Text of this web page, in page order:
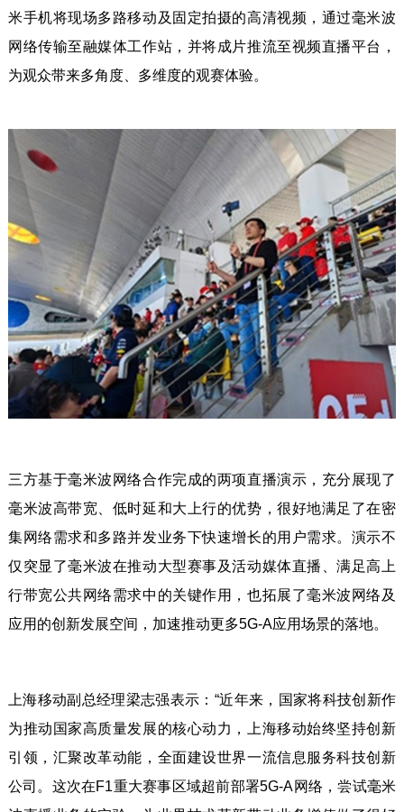
米手机将现场多路移动及固定拍摄的高清视频，通过毫米波
网络传输至融媒体工作站，并将成片推流至视频直播平台，
为观众带来多角度、多维度的观赛体验。
三方基于毫米波网络合作完成的两项直播演示，充分展现了
毫米波高带宽、低时延和大上行的优势，很好地满足了在密
集网络需求和多路并发业务下快速增长的用户需求。演示不
仅突显了毫米波在推动大型赛事及活动媒体直播、满足高上
行带宽公共网络需求中的关键作用，也拓展了毫米波网络及
应用的创新发展空间，加速推动更多5G-A应用场景的落地。
上海移动副总经理梁志强表示：“近年来，国家将科技创新作
为推动国家高质量发展的核心动力，上海移动始终坚持创新
引领，汇聚改革动能，全面建设世界一流信息服务科技创新
公司。这次在F1重大赛事区域超前部署5G-A网络，尝试毫米